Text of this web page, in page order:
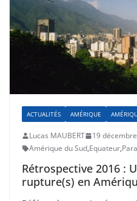
ACTUALITÉS AMÉRIQUE
Lucas MAUBERT 19
Amérique du Sud,Equateur,
Rétrospective 2016 :
rupture(s) en